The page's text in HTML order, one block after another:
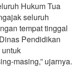
Hukum Tua
seluruh
tempat tinggal
Pendidikan
masing,” ujarnya.